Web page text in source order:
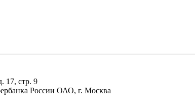
17, стр. 9
России ОАО, г. Москва